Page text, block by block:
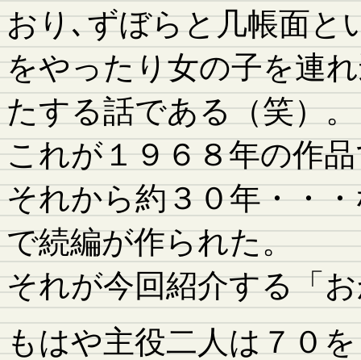
おり､ずぼらと几帳面と
をやったり女の子を連
たする話である（笑）。
これが１９６８年の作
それから約３０年・・
で続編が作られた。
それが今回紹介する「
もはや主役二人は７０